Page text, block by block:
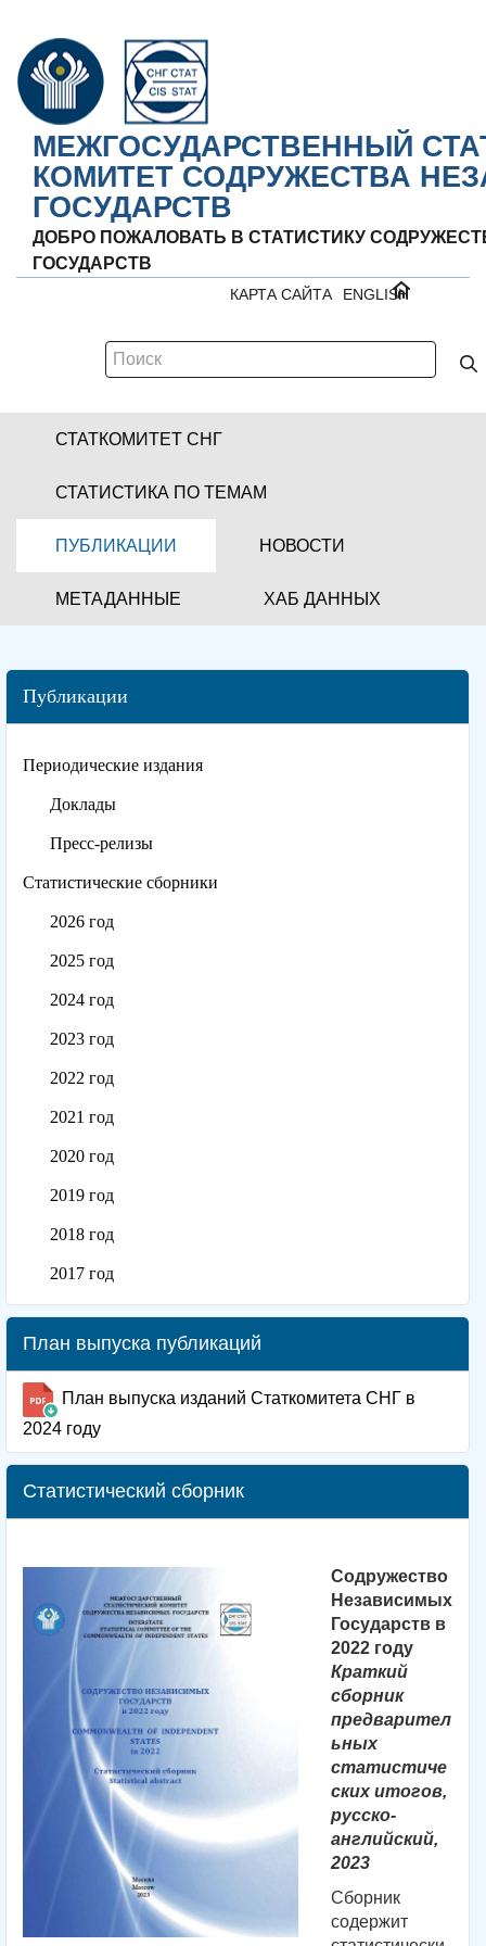
МЕЖГОСУДАРСТВЕННЫЙ
КОМИТЕТ СОДРУЖЕСТВА
ГОСУДАРСТВ
ДОБРО ПОЖАЛОВАТЬ В СТАТИСТИКУ
ГОСУДАРСТВ
ENGLISH
КАРТА САЙТА
СТАТКОМИТЕТ СНГ
СТАТИСТИКА ПО ТЕМАМ
ПУБЛИКАЦИИ НОВОСТИ
МЕТАДАННЫЕ ХАБ ДАННЫХ
Публикации
Периодические издания
Доклады
Пресс-релизы
Статистические сборники
2026 год
2025 год
2024 год
2023 год
2022 год
2021 год
2020 год
2019 год
2018 год
2017 год
План выпуска публикаций
План выпуска изданий Статкомитета СНГ в
2024 году
Статистический сборник
Содружество
Независимых
Государств в
2022 году
Краткий
сборник
предварител
ьных
статистиче
ских итогов,
русско-
английский,
2023
Сборник
содержит